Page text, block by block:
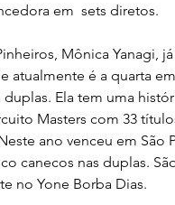
em  sets diretos.
Mônica Yanagi,
atualmente é a quarta
duplas. Ela tem uma
Masters com 33
ano venceu em São
canecos nas duplas.
no Yone Borba Dias.